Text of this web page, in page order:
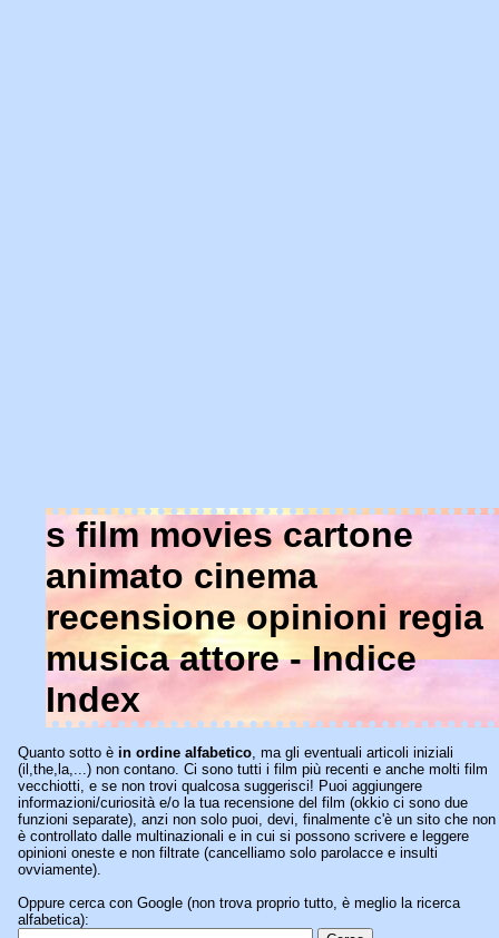
s film movies cartone
animato cinema
recensione opinioni regia
musica attore - Indice
Index
Quanto sotto è in ordine alfabetico, ma gli eventuali articoli iniziali
(il,the,la,...) non contano. Ci sono tutti i film più recenti e anche molti film
vecchiotti, e se non trovi qualcosa suggerisci! Puoi aggiungere
informazioni/curiosità e/o la tua recensione del film (okkio ci sono due
funzioni separate), anzi non solo puoi, devi, finalmente c'è un sito che non
è controllato dalle multinazionali e in cui si possono scrivere e leggere
opinioni oneste e non filtrate (cancelliamo solo parolacce e insulti
ovviamente).
Oppure cerca con Google (non trova proprio tutto, è meglio la ricerca
alfabetica):